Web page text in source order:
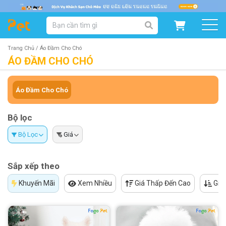
DANH MỤC SẢN PHẨM
SẢN PHẨM DÀNH CHO MÈO
SẨN PHẨM THEO THƯƠNG HIỆU
Trang Chủ / Áo Đầm Cho Chó
ÁO ĐẦM CHO CHÓ
Áo Đầm Cho Chó
Bộ lọc
Bộ Lọc Giá
Sắp xếp theo
Khuyến Mãi Xem Nhiều Giá Thấp Đến Cao Giá